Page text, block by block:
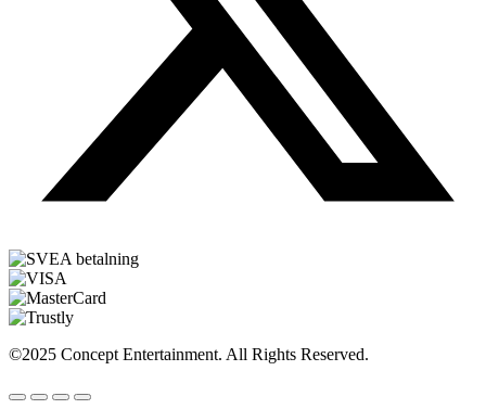
©2025 Concept Entertainment. All Rights Reserved.